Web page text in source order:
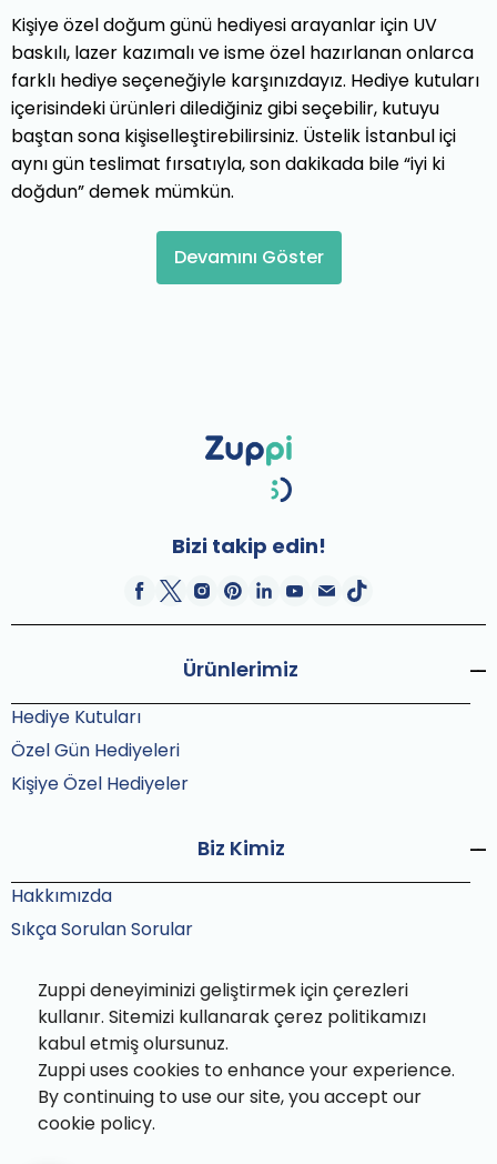
Zuppi deneyiminizi geliştirmek için çerezleri
kullanır. Sitemizi kullanarak çerez politikamızı
kabul etmiş olursunuz.
Zuppi uses cookies to enhance your experience.
By continuing to use our site, you accept our
cookie policy.
Kişiye özel doğum günü hediyesi arayanlar için UV
baskılı, lazer kazımalı ve isme özel hazırlanan onlarca
farklı hediye seçeneğiyle karşınızdayız. Hediye kutuları
içerisindeki ürünleri dilediğiniz gibi seçebilir, kutuyu
baştan sona kişiselleştirebilirsiniz. Üstelik İstanbul içi
aynı gün teslimat fırsatıyla, son dakikada bile “iyi ki
doğdun” demek mümkün.
Devamını Göster
Bizi takip edin!
Ürünlerimiz
Hediye Kutuları
Özel Gün Hediyeleri
Kişiye Özel Hediyeler
Biz Kimiz
Hakkımızda
Sıkça Sorulan Sorular
Teslimat ve İade
Gizlilik ve Çerez Politikası
Satış Sözleşmesi
İletişim